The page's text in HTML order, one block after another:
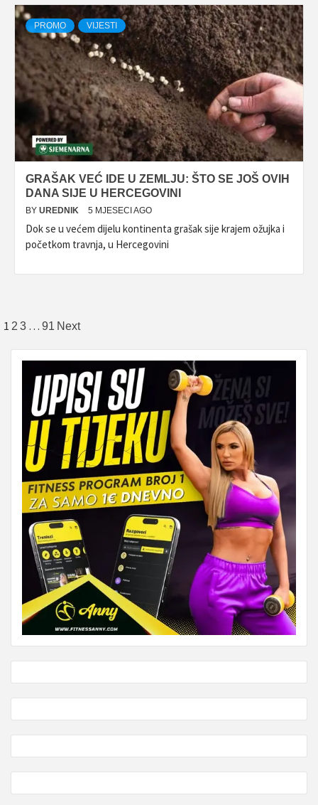
PROMO VIJESTI
GRAŠAK VEĆ IDE U ZEMLJU: ŠTO SE JOŠ OVIH
DANA SIJE U HERCEGOVINI
BY UREDNIK 5 MJESECI AGO
Dok se u većem dijelu kontinenta grašak sije krajem ožujka i
početkom travnja, u Hercegovini
Brojevi
stranica
objava
1 2 3 … 91 Next